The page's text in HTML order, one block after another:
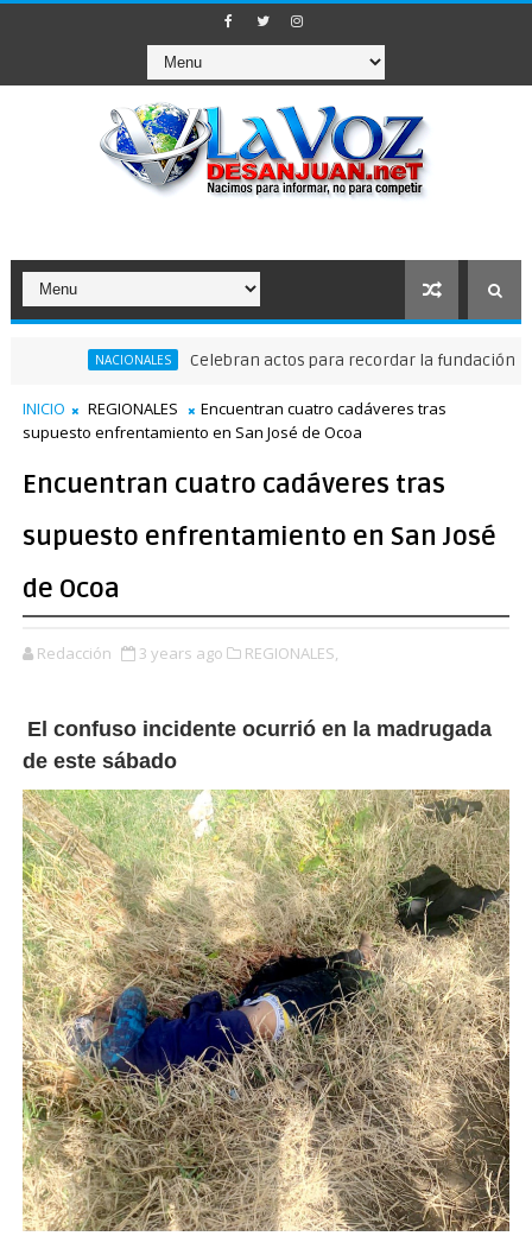
Celebran actos para recordar la fundación de Santo
INICIO REGIONALES
Encuentran cuatro cadáveres tras
supuesto enfrentamiento en San José de Ocoa
Encuentran cuatro cadáveres tras
supuesto enfrentamiento en San José
de Ocoa
Redacción 3 years ago REGIONALES,
El confuso incidente ocurrió en la madrugada
de este sábado